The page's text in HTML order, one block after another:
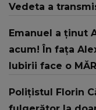
Vedeta a
Emanuel a ținut
acum! În fața
Iubirii face o
te iubesc pentru
Polițistul Florin